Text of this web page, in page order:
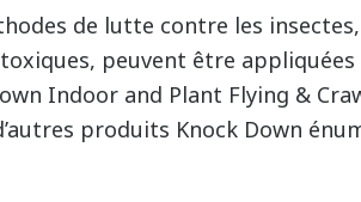
de lutte contre les insectes,
peuvent être appliquées
Indoor and Plant Flying &
produits Knock Down